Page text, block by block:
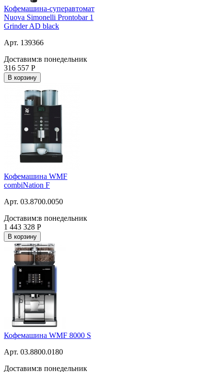
Кофемашина-суперавтомат
Nuova Simonelli Prontobar 1
Grinder AD black
Арт. 139366
Доставим:в понедельник
316 557 Р
В корзину
Кофемашина WMF
combiNation F
Арт. 03.8700.0050
Доставим:в понедельник
1 443 328 Р
В корзину
Кофемашина WMF 8000 S
Арт. 03.8800.0180
Доставим:в понедельник